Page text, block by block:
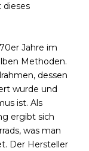
dieses
Jahre im
Methoden.
dessen
wurde und
ist. Als
ergibt sich
was man
Der Hersteller